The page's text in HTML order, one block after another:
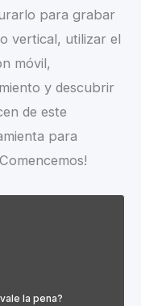
para grabar
vertical, utilizar el
móvil,
y descubrir
de este
para
la pena?